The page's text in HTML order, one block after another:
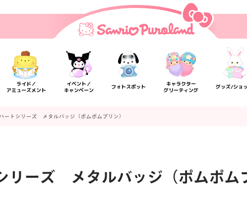
ライド／
アミューズメント
イベント／
キャンペーン
フォトスポット
キャラクター
グリーティング
グッズ/ショ
ートシリーズ メタルバッジ（ポムポムプリン）
リーズ メタルバッジ（ポムポム